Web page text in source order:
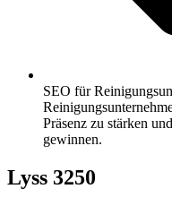
SEO für
Präsenz zu stärken
gewinnen.
Lyss 3250